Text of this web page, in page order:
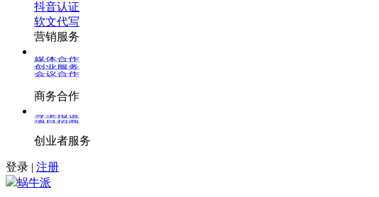
抖音认证
软文代写
营销服务
媒体合作
创业服务
会议合作
商务合作
寻求报道
项目招商
创业者服务
登录 | 注册
蜗牛派